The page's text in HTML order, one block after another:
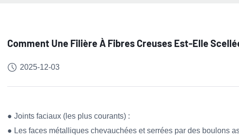
Comment Une Filière À Fibres Creuses Est-Elle
2025-12-03
● Joints faciaux (les plus courants) :
● Les faces métalliques chevauchées et serrées par des boulons